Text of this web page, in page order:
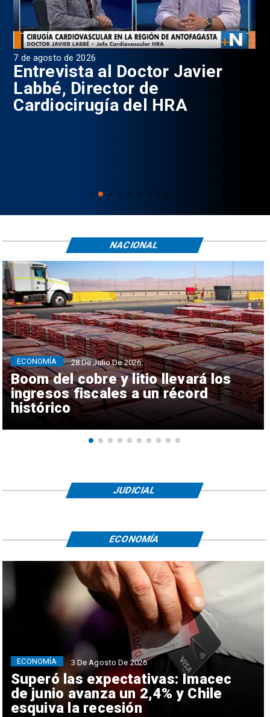
7 de agosto de 2026
Entrevista al Doctor Javier
Labbé, Director de
Cardiocirugía del HRA
Boom del cobre y litio llevará los
ingresos fiscales a un récord
histórico
ECONOMÍA 28 De Julio De 2026
NACIONAL
JUDICIAL
Superó las expectativas: Imacec
de junio avanza un 2,4% y Chile
esquiva la recesión
ECONOMÍA 3 De Agosto De 2026
ECONOMÍA